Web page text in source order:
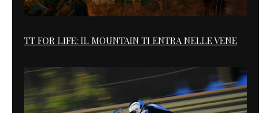
TT FOR LIFE: IL MOUNTAIN TI ENTRA NELLE VENE